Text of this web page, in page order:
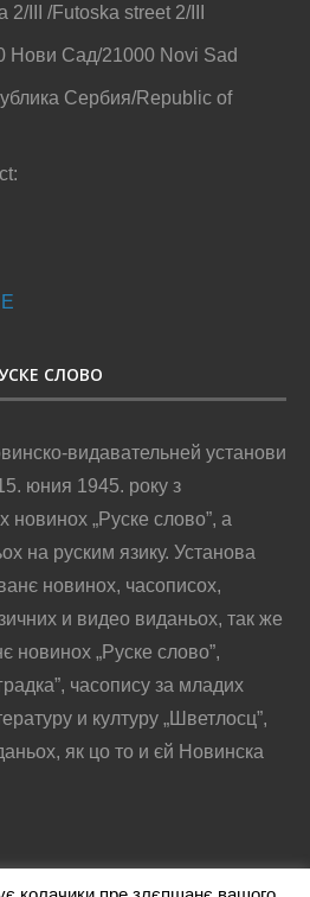
III /Futoska street 2/III
Нови Сад/21000 Novi Sad
Сербия/Republic of
СЛОВО
видавательней установи
юния 1945. року з
„Руске слово”, а
на руским язику. Установа
новинох, часописох,
и видео виданьох, так же
новинох „Руске слово”,
часопису за младих
и културу „Шветлосц”,
як цо то и єй Новинска